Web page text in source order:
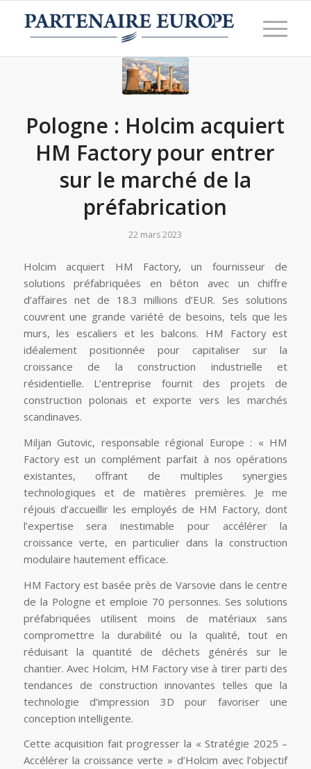
Pologne : Holcim acquiert
HM Factory pour entrer
sur le marché de la
préfabrication
22 mars 2023
Holcim acquiert HM Factory, un fournisseur de
solutions préfabriquées en béton avec un chiffre
d’affaires net de 18.3 millions d’EUR. Ses solutions
couvrent une grande variété de besoins, tels que les
murs, les escaliers et les balcons. HM Factory est
idéalement positionnée pour capitaliser sur la
croissance de la construction industrielle et
résidentielle. L’entreprise fournit des projets de
construction polonais et exporte vers les marchés
scandinaves.
Miljan Gutovic, responsable régional Europe : « HM
Factory est un complément parfait à nos opérations
existantes, offrant de multiples synergies
technologiques et de matières premières. Je me
réjouis d’accueillir les employés de HM Factory, dont
l’expertise sera inestimable pour accélérer la
croissance verte, en particulier dans la construction
modulaire hautement efficace.
HM Factory est basée près de Varsovie dans le centre
de la Pologne et emploie 70 personnes. Ses solutions
préfabriquées utilisent moins de matériaux sans
compromettre la durabilité ou la qualité, tout en
réduisant la quantité de déchets générés sur le
chantier. Avec Holcim, HM Factory vise à tirer parti des
tendances de construction innovantes telles que la
technologie d’impression 3D pour favoriser une
conception intelligente.
Cette acquisition fait progresser la « Stratégie 2025 –
Accélérer la croissance verte » d’Holcim avec l’objectif